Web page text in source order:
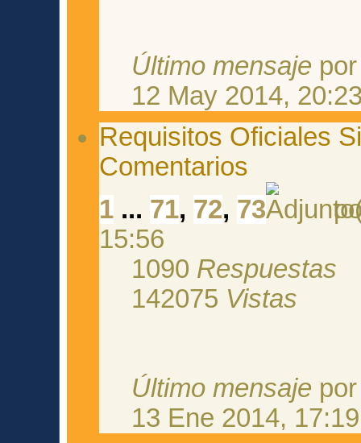
Último mensaje
12 May 2014,
Requisitos Oficiales
Comentarios
1 ... 71, 72, 73
15:56
1090 Respuestas
142075 Vistas
Último mensaje
13 Ene 2014, 17:19